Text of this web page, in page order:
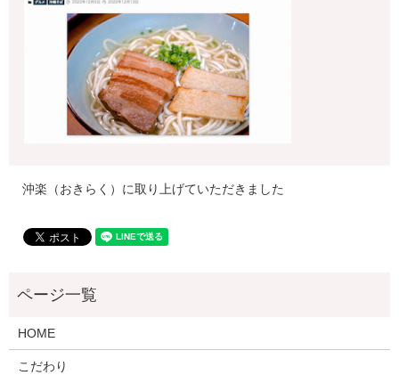
沖楽（おきらく）に取り上げていただきました
HOME
こだわり